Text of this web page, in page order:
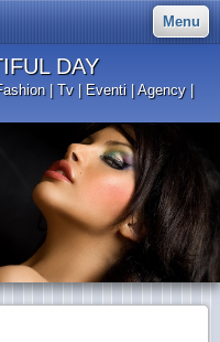
Menu
DAY
| Tv | Eventi | Agency |